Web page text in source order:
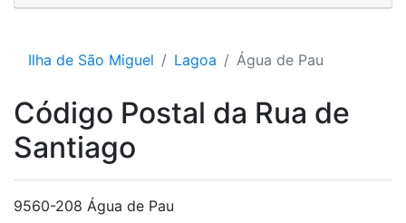
Ilha de São Miguel Lagoa Água de Pau
Código Postal da Rua de
Santiago
9560-208 Água de Pau